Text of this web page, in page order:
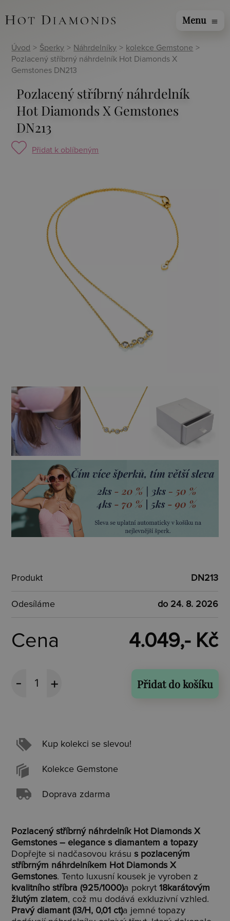
Menu menu
Úvod > Šperky > Náhrdelníky > kolekce Gemstone >
Pozlacený stříbrný náhrdelník Hot Diamonds X
Gemstones DN213
Pozlacený stříbrný náhrdelník
Hot Diamonds X Gemstones
DN213
Přidat k oblíbeným
Produkt DN213
Odesíláme do 24. 8. 2026
Cena 4.049,- Kč
Přidat do košíku
Kup kolekci se slevou!
Kolekce Gemstone
Doprava zdarma
Pozlacený stříbrný náhrdelník Hot Diamonds X
Gemstones – elegance s diamantem a topazy
Dopřejte si nadčasovou krásus pozlaceným
stříbrným náhrdelníkem Hot Diamonds X
Gemstones. Tento luxusní kousek je vyroben z
kvalitního stříbra (925/1000)a pokryt18karátovým
žlutým zlatem, což mu dodává exkluzivní vzhled.
Pravý diamant (I3/H, 0,01 ct)a jemné topazy